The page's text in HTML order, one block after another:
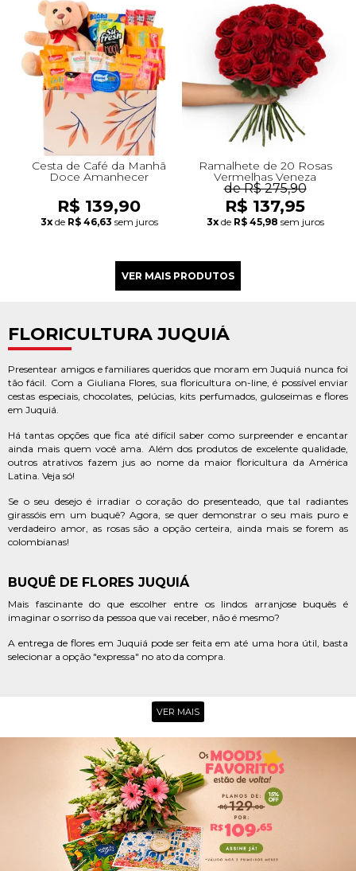
Cesta de Café da Manh
Doce Amanhecer
R$ 139,90
3x de R$ 46,63 sem juros
Ramalhete de 20 Rosas
Vermelhas Veneza
de R$ 275,90
R$ 137,95
3x de R$ 45,98 sem juros
FLORICULTURA JUQUIÁ
Presentear amigos e familiares queridos que moram em Juquiá nunca foi
tão fácil. Com a Giuliana Flores, sua floricultura on-line, é possível enviar
cestas especiais, chocolates, pelúcias, kits perfumados, guloseimas e flores
em Juquiá.
Há tantas opções que fica até difícil saber como surpreender e encantar
ainda mais quem você ama. Além dos produtos de excelente qualidade,
outros atrativos fazem jus ao nome da maior floricultura da América
Latina. Veja só!
Se o seu desejo é irradiar o coração do presenteado, que tal radiantes
girassóis em um buquê? Agora, se quer demonstrar o seu mais puro e
verdadeiro amor, as rosas são a opção certeira, ainda mais se forem as
colombianas!
BUQUÊ DE FLORES JUQUIÁ
Mais fascinante do que escolher entre os lindos arranjose buquês é
imaginar o sorriso da pessoa que vai receber, não é mesmo?
A entrega de flores em Juquiá pode ser feita em até uma hora útil, basta
selecionar a opção "expressa" no ato da compra.
ENTREGA DE FLORES JUQUIÁ
Ainda tem dúvidas sobre qual floricultura em Juquiá comprar flores,
presentes e produtos de qualidade? A Giuliana Flores está aqui para te
Seja para ocasiões especiais, como formaturas, casamento, maternidade
ou, simplesmente, uma data comemorativa, no e-commerce você
encontra tudo o que precisa para encantar e surpreender.
VER MAIS